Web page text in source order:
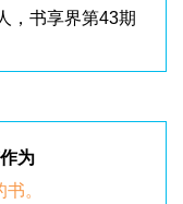
，书享界第43期
为
。